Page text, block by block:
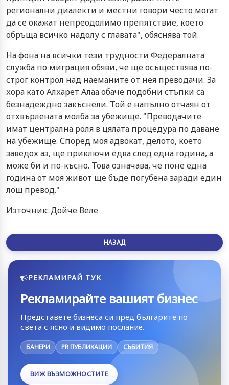
регионални диалекти и местни говори често могат
да се окажат непреодолимо препятствие, което
обръща всичко надолу с главата", обяснява той.
На фона на всички тези трудности Федералната
служба по миграция обяви, че ще осъществява по-
строг контрол над наеманите от нея преводачи. За
хора като Алхарет Алаа обаче подобни стъпки са
безнадеждно закъснели. Той е напълно отчаян от
отхвърлената молба за убежище. "Преводачите
имат централна роля в цялата процедура по даване
на убежище. Според моя адвокат, делото, което
заведох аз, ще приключи едва след една година, а
може би и по-късно. Това означава, че поне една
година от моя живот ще бъде погубена заради един
лош превод."
Източник: Дойче Веле
НАЗАД
РЕКЛАМИРАЙ ТУК
Рекламирайте вашият бизнес
Представете бизнеса си пред българите по
света с ясно и видимо послание.
БАНЕРИ PR ПУБЛИКАЦИИ СЪБИТИЯ
ВИЖ ВЪЗМОЖНОСТИТЕ